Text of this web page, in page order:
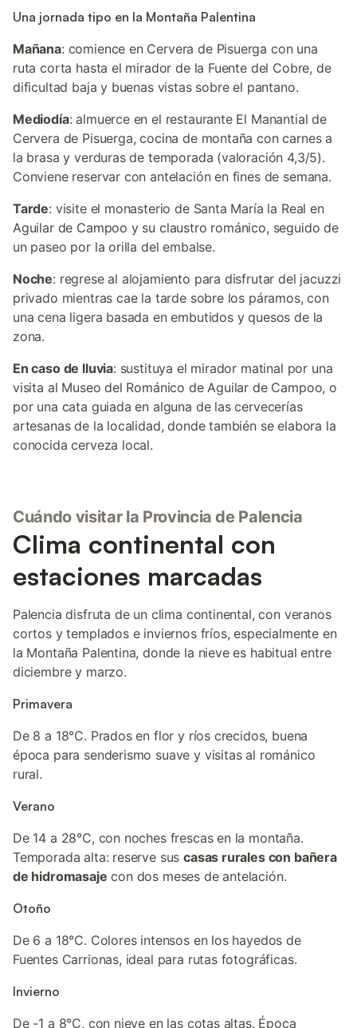
Una jornada tipo en la Montaña Palentina
Mañana: comience en Cervera de Pisuerga con una
ruta corta hasta el mirador de la Fuente del Cobre, de
dificultad baja y buenas vistas sobre el pantano.
Mediodía: almuerce en el restaurante El Manantial de
Cervera de Pisuerga, cocina de montaña con carnes a
la brasa y verduras de temporada (valoración 4,3/5).
Conviene reservar con antelación en fines de semana.
Tarde: visite el monasterio de Santa María la Real en
Aguilar de Campoo y su claustro románico, seguido de
un paseo por la orilla del embalse.
Noche: regrese al alojamiento para disfrutar del jacuzzi
privado mientras cae la tarde sobre los páramos, con
una cena ligera basada en embutidos y quesos de la
zona.
En caso de lluvia: sustituya el mirador matinal por una
visita al Museo del Románico de Aguilar de Campoo, o
por una cata guiada en alguna de las cervecerías
artesanas de la localidad, donde también se elabora la
conocida cerveza local.
Cuándo visitar la Provincia de Palencia
Clima continental con
estaciones marcadas
Palencia disfruta de un clima continental, con veranos
cortos y templados e inviernos fríos, especialmente en
la Montaña Palentina, donde la nieve es habitual entre
diciembre y marzo.
Primavera
De 8 a 18°C. Prados en flor y ríos crecidos, buena
época para senderismo suave y visitas al románico
rural.
Verano
De 14 a 28°C, con noches frescas en la montaña.
Temporada alta: reserve suscasas rurales con bañera
de hidromasaje con dos meses de antelación.
Otoño
De 6 a 18°C. Colores intensos en los hayedos de
Fuentes Carrionas, ideal para rutas fotográficas.
Invierno
De -1 a 8°C, con nieve en las cotas altas. Época